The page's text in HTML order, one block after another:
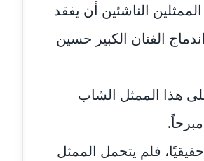
بسيوني
عبد الرحيم (ماعت)
الناشئين أن يفقد
الفنان الكبير حسين
هذا الممثل الشاب
فلم يتحمل الممثل